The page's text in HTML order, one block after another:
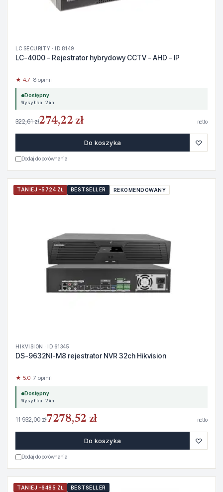
LC SECURITY · ID 8149
LC-4000 - Rejestrator hybrydowy CCTV - AHD - IP
★ 4.7· 8 opinii
Dostępny
Wysyłka 24h
322,61 zł274,22 zł netto
Do koszyka ♡
Dodaj do porównania
TANIEJ -5724 ZŁ BESTSELLER REKOMENDOWANY
HIKVISION · ID 61345
DS-9632NI-M8 rejestrator NVR 32ch Hikvision
★ 5.0· 7 opinii
Dostępny
Wysyłka 24h
11 932,00 zł7278,52 zł netto
Do koszyka ♡
Dodaj do porównania
TANIEJ -6485 ZŁ BESTSELLER